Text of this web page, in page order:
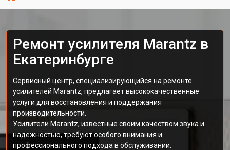
Ремонт усилителя Marantz в
Екатеринбурге
Сервисный центр, специализирующийся на ремонте
усилителей Marantz, предлагает высококачественные
услуги для восстановления и поддержания
производительности.
Усилители Marantz, известные своим качеством звука и
надежностью, требуют особого внимания и
профессионального подхода в обслуживании.